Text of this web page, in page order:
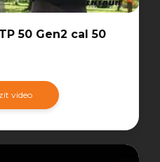
50 Gen2 cal 50
video